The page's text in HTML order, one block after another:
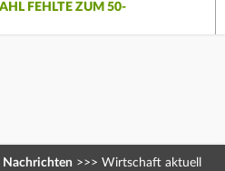
FEHLTE ZUM 50-
Nachrichten >>> Wirtschaft aktuell